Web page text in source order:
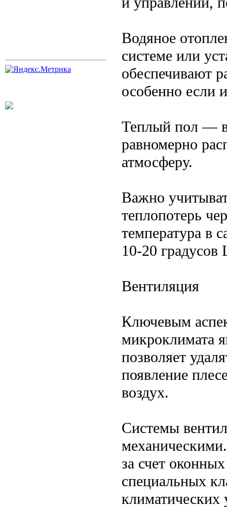
Водяное
системе или
обеспечивают
особенно если
Теплый пол —
равномерно
атмосферу.
Важно
теплопотерь
температура в
10-20 градусов
Вентиляция
Ключевым
микроклимата
позволяет
появление
воздух.
Системы
за счет
специальных
климатических